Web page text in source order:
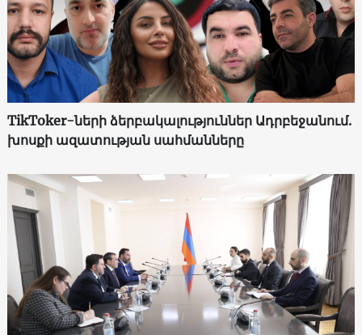
TikToker-ների ձերբակալություններ Ադրբեջանում.
խոսքի ազատության սահմանները